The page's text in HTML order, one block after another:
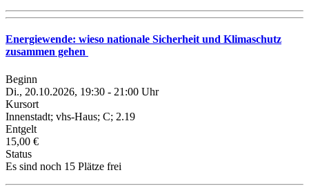
Energiewende: wieso nationale Sicherheit und Klimaschutz
zusammen gehen
Beginn
Di., 20.10.2026, 19:30 - 21:00 Uhr
Kursort
Innenstadt; vhs-Haus; C; 2.19
Entgelt
15,00 €
Status
Es sind noch 15 Plätze frei